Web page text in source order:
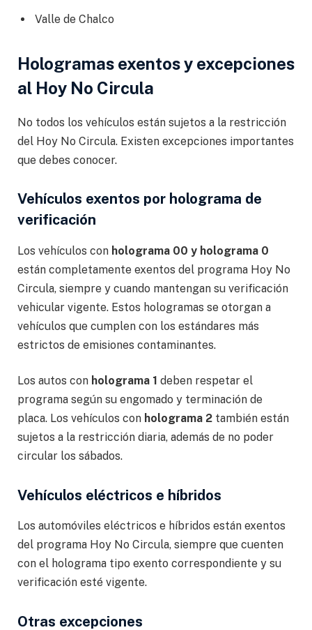
Valle de Chalco
Hologramas exentos y excepciones
al Hoy No Circula
No todos los vehículos están sujetos a la restricción
del Hoy No Circula. Existen excepciones importantes
que debes conocer.
Vehículos exentos por holograma de
verificación
Los vehículos con holograma 00 y holograma 0
están completamente exentos del programa Hoy No
Circula, siempre y cuando mantengan su verificación
vehicular vigente. Estos hologramas se otorgan a
vehículos que cumplen con los estándares más
estrictos de emisiones contaminantes.
Los autos con holograma 1 deben respetar el
programa según su engomado y terminación de
placa. Los vehículos con holograma 2 también están
sujetos a la restricción diaria, además de no poder
circular los sábados.
Vehículos eléctricos e híbridos
Los automóviles eléctricos e híbridos están exentos
del programa Hoy No Circula, siempre que cuenten
con el holograma tipo exento correspondiente y su
verificación esté vigente.
Otras excepciones